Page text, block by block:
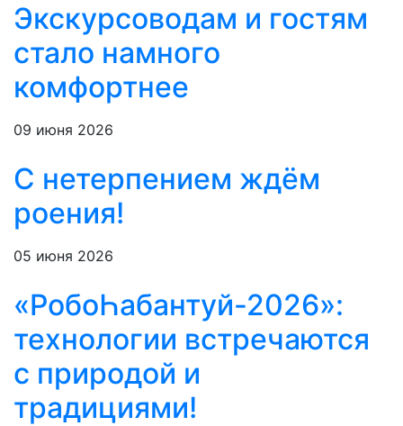
Экскурсоводам и гостям
стало намного
комфортнее
09 июня 2026
С нетерпением ждём
роения!
05 июня 2026
«РобоҺабантуй-2026»:
технологии встречаются
с природой и
традициями!